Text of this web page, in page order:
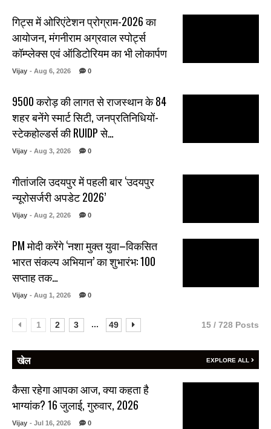
गिट्स में ओरिएंटेशन प्रोग्राम-2026 का
आयोजन, मंगनीराम अग्रवाल स्पोर्ट्स
कॉम्प्लेक्स एवं ऑडिटोरियम का भी लोकार्पण
Vijay - Aug 6, 2026 0
₹9500 करोड़ की लागत से राजस्थान के 84
शहर बनेंगे स्मार्ट सिटी, जनप्रतिनिधियों-
स्टेकहोल्डर्स की RUIDP से…
Vijay - Aug 3, 2026 0
गीतांजलि उदयपुर में पहली बार ‘उदयपुर
न्यूरोसर्जरी अपडेट 2026’
Vijay - Aug 2, 2026 0
PM मोदी करेंगे ‘नशा मुक्त युवा–विकसित
भारत संकल्प अभियान’ का शुभारंभ: 100
सप्ताह तक…
Vijay - Aug 1, 2026 0
1 2 3 ... 49 15 / 728 Posts
खेल EXPLORE ALL
कैसा रहेगा आपका आज, क्या कहता है
भाग्यांक? 16 जुलाई, गुरुवार, 2026
Vijay - Jul 16, 2026 0